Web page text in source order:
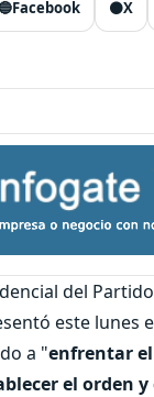
Facebook ⚫X
del
este lunes
a "enfrentar
el orden y